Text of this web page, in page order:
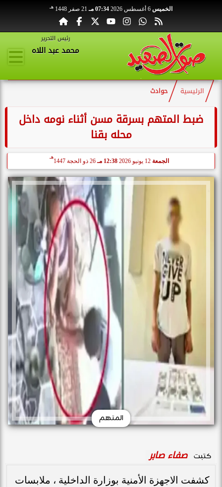
الخميس 07:34 مـ 21 صفر 1448 هـ
رئيس التحرير
محمد عبد اللاه
الرئيسية حوادث
ضبط المتهم بسرقة مسن أثناء نومه داخل
محله بقنا
الجمعة 12 يونيو 2026 12:38 مـ 26 ذو الحجة 1447
هـ
المتهم
كتبت صفاء صابر
كشفت الاجهزة الأمنية بوزارة الداخلية ، ملابسات